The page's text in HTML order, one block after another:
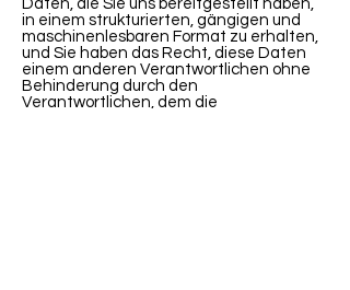
Daten, die Sie uns bereitgestellt haben,
in einem strukturierten, gängigen und
maschinenlesbaren Format zu erhalten,
und Sie haben das Recht, diese Daten
einem anderen Verantwortlichen ohne
Behinderung durch den
Verantwortlichen, dem die